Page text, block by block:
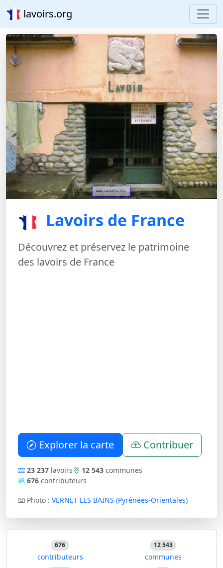
lavoirs.org
Lavoirs de France
Découvrez et préservez le patrimoine
des lavoirs de France
Explorer la carte Contribuer
23 237 lavoirs 12 543 communes
676 contributeurs
Photo : VERNET LES BAINS (Pyrénées-Orientales)
676
contributeurs
12 543
communes